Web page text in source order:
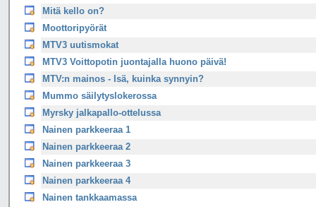
Mitä kello on?
Moottoripyörät
MTV3 uutismokat
MTV3 Voittopotin juontajalla huono päivä!
MTV:n mainos - Isä, kuinka synnyin?
Mummo säilytyslokerossa
Myrsky jalkapallo-ottelussa
Nainen parkkeeraa 1
Nainen parkkeeraa 2
Nainen parkkeeraa 3
Nainen parkkeeraa 4
Nainen tankkaamassa